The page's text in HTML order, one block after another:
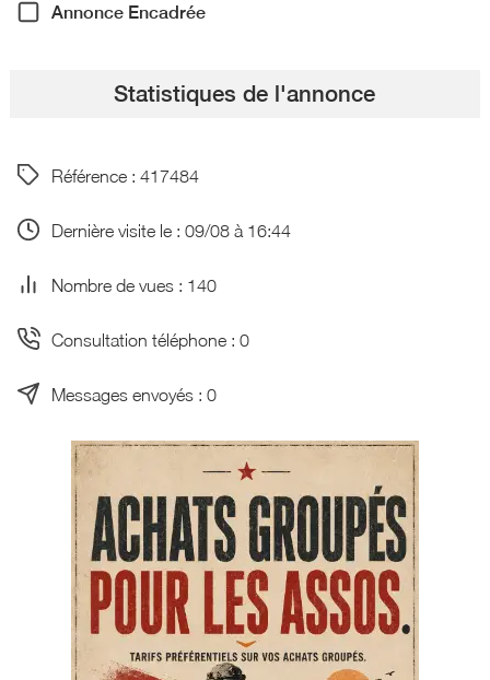
Annonce Encadrée
Statistiques de l'annonce
Référence : 417484
Dernière visite le : 09/08 à 16:44
Nombre de vues : 140
Consultation téléphone : 0
Messages envoyés : 0